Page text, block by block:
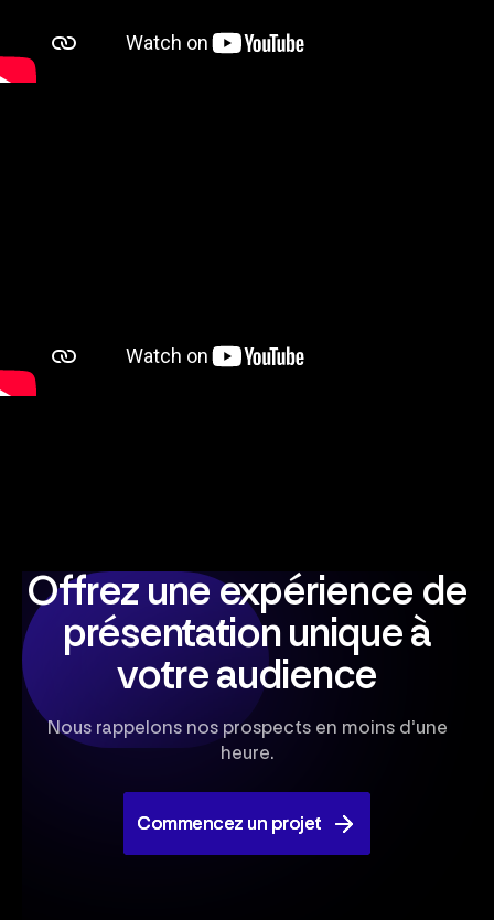
Offrez une expérience de
présentation unique à
votre audience
Nous rappelons nos prospects en moins d’une
heure.
Commencez un projet
Commencez un projet